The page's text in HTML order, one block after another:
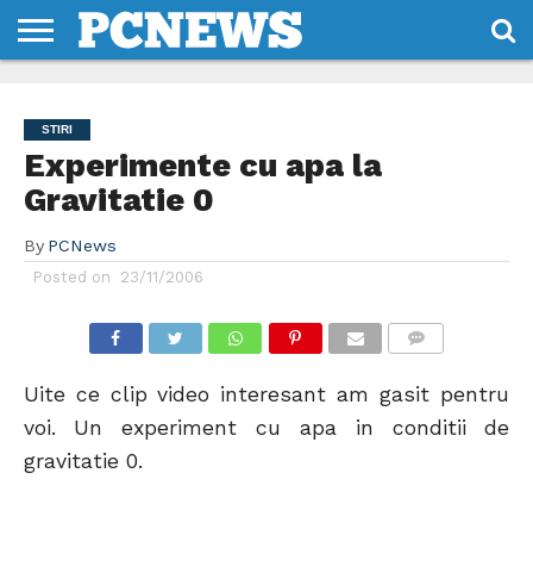
NOI
SI
CONDITII
STIRI
Experimente cu apa la
Gravitatie 0
By PCNews
Posted on 23/11/2006
Uite ce clip video interesant am gasit pentru
voi. Un experiment cu apa in conditii de
gravitatie 0.